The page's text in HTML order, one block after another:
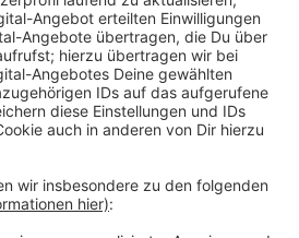
07.05.2026 13:06